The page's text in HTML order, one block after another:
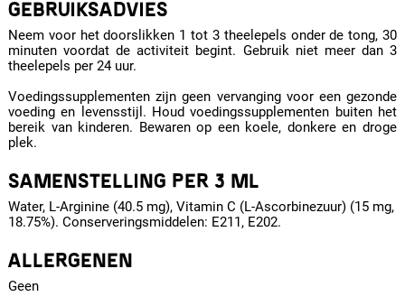
GEBRUIKSADVIES
Neem voor het doorslikken 1 tot 3 theelepels onder de tong, 30
minuten voordat de activiteit begint. Gebruik niet meer dan 3
theelepels per 24 uur.
Voedingssupplementen zijn geen vervanging voor een gezonde
voeding en levensstijl. Houd voedingssupplementen buiten het
bereik van kinderen. Bewaren op een koele, donkere en droge
plek.
SAMENSTELLING PER 3 ML
Water, L-Arginine (40.5 mg), Vitamin C (L-Ascorbinezuur) (15 mg,
18.75%). Conserveringsmiddelen: E211, E202.
ALLERGENEN
Geen